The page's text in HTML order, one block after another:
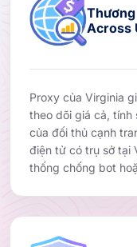
Across
Proxy của Virginia
theo dõi giá cả, tính
của đối thủ cạnh
điện tử có trụ sở tại
thống chống bot